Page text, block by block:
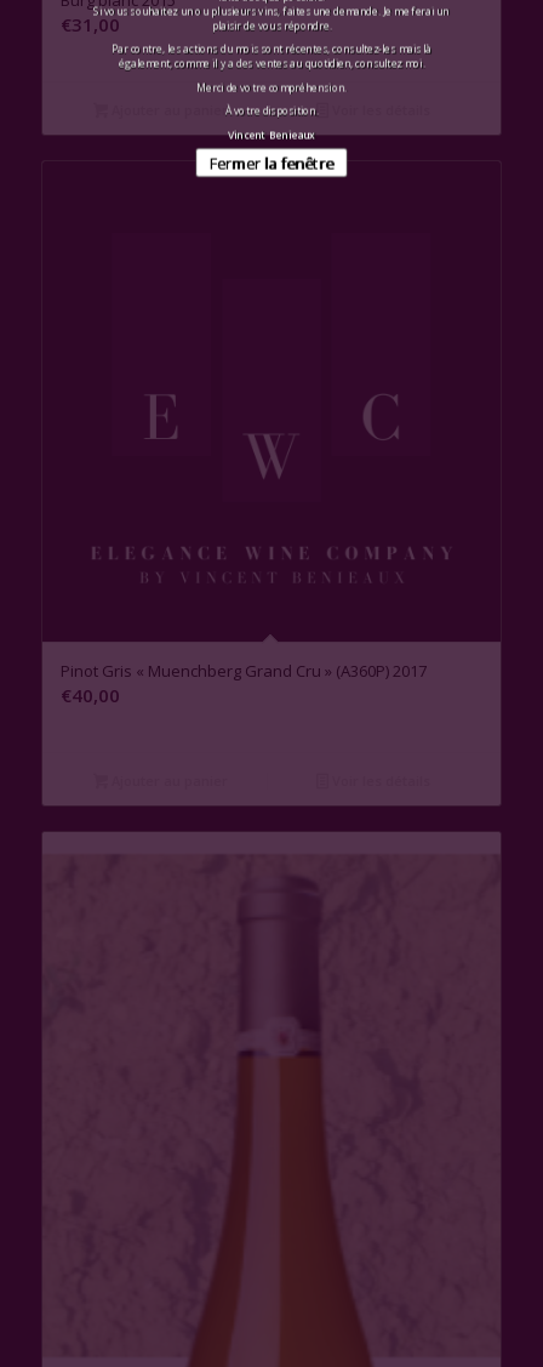
€31,00
Ajouter au panier
Pinot Gris « Muenchberg Grand Cru » (A360P) 2017
€40,00
Si vous souhaitez un ou plusieurs vins, faites une demande. Je me ferai un
plaisir de vous répondre.
Par contre, les actions du mois sont récentes, consultez-les mais là
également, comme il y a des ventes au quotidien, consultez moi.
Merci de votre compréhension.
À votre disposition.
Vincent Benieaux
Fermer la fenêtre